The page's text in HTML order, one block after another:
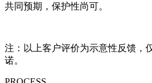
共同预期，保护性尚可。
注：以上客户评价为示意性反馈，
诺。